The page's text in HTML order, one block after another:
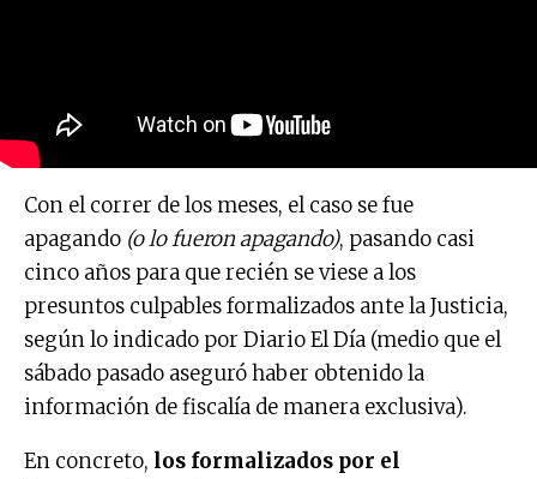
Con el correr de los meses, el caso se fue
apagando (o lo fueron apagando), pasando casi
cinco años para que recién se viese a los
presuntos culpables formalizados ante la Justicia,
según lo indicado por Diario El Día (medio que el
sábado pasado aseguró haber obtenido la
información de fiscalía de manera exclusiva).
En concreto, los formalizados por el